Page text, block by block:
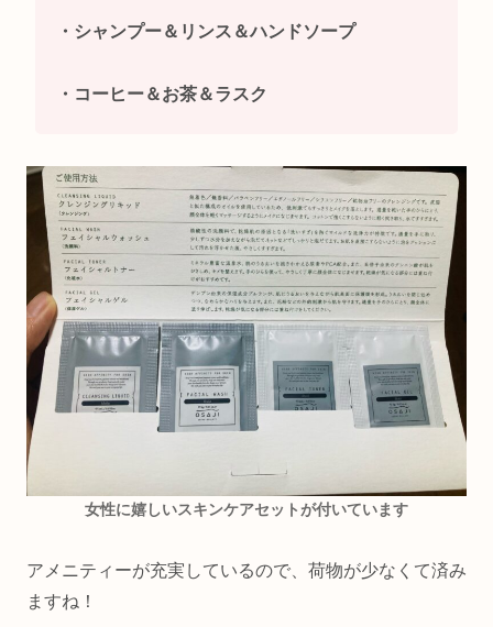
・シャンプー＆リンス＆ハンドソープ
・コーヒー＆お茶＆ラスク
女性に嬉しいスキンケアセットが付いています
アメニティーが充実しているので、荷物が少なくて済み
ますね！